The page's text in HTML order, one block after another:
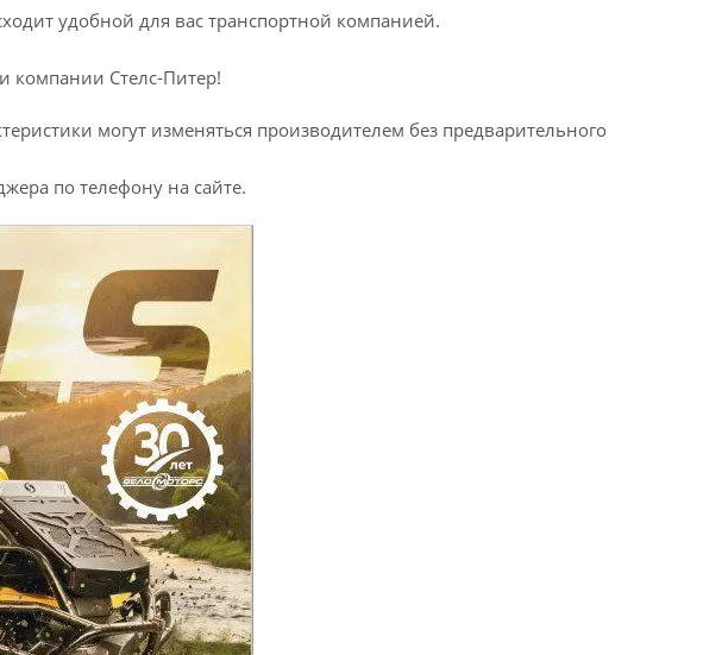
удобной для вас транспортной компанией.
компании Стелс-Питер!
могут изменяться производителем без предварительного
по телефону на сайте.